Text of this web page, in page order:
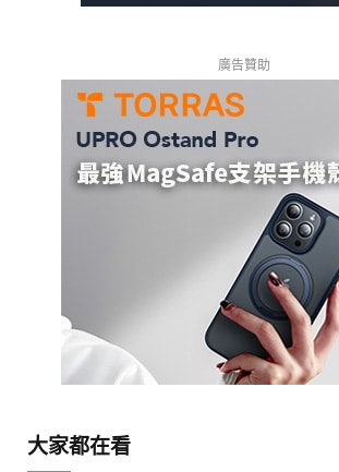
廣告贊助
大家都在看